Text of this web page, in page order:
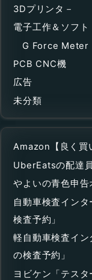
3Dプリンタ－
電子工作＆ソフト
G Force Meter
PCB CNC機
広告
未分類
Amazon【良く買
UberEatsの配達
やよいの青色申告
自動車検査イン
検査予約」
軽自動車検査イ
の検査予約」
ヨビケン「テスタ